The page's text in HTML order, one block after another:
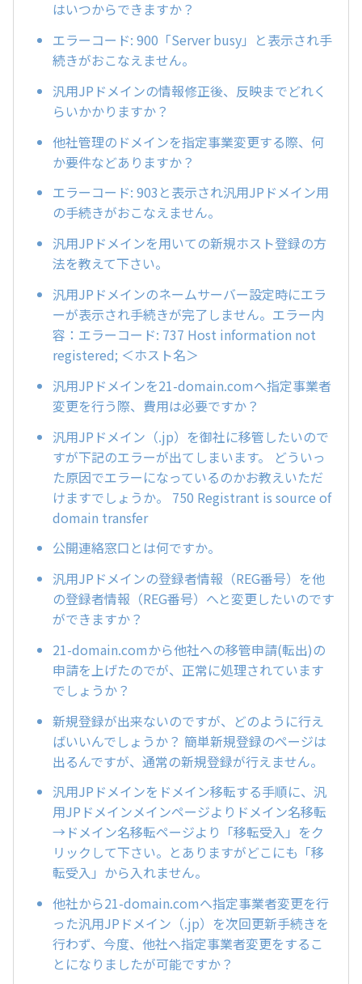
はいつからできますか？
エラーコード: 900「Server busy」と表示され手
続きがおこなえません。
汎用JPドメインの情報修正後、反映までどれく
らいかかりますか？
他社管理のドメインを指定事業変更する際、何
か要件などありますか？
エラーコード: 903と表示され汎用JPドメイン用
の手続きがおこなえません。
汎用JPドメインを用いての新規ホスト登録の方
法を教えて下さい。
汎用JPドメインのネームサーバー設定時にエラ
ーが表示され手続きが完了しません。エラー内
容：エラーコード: 737 Host information not
registered; ＜ホスト名＞
汎用JPドメインを21-domain.comへ指定事業者
変更を行う際、費用は必要ですか？
汎用JPドメイン（.jp）を御社に移管したいので
すが下記のエラーが出てしまいます。 どういっ
た原因でエラーになっているのかお教えいただ
けますでしょうか。 750 Registrant is source of
domain transfer
公開連絡窓口とは何ですか。
汎用JPドメインの登録者情報（REG番号）を他
の登録者情報（REG番号）へと変更したいのです
ができますか？
21-domain.comから他社への移管申請(転出)の
申請を上げたのでが、正常に処理されています
でしょうか？
新規登録が出来ないのですが、どのように行え
ばいいんでしょうか？ 簡単新規登録のページは
出るんですが、通常の新規登録が行えません。
汎用JPドメインをドメイン移転する手順に、汎
用JPドメインメインページよりドメイン名移転
→ドメイン名移転ページより「移転受入」をク
リックして下さい。とありますがどこにも「移
転受入」から入れません。
他社から21-domain.comへ指定事業者変更を行
った汎用JPドメイン（.jp）を次回更新手続きを
行わず、今度、他社へ指定事業者変更をするこ
とになりましたが可能ですか？